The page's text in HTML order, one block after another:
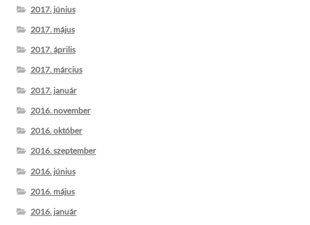
2017. június
2017. május
2017. április
2017. március
2017. január
2016. november
2016. október
2016. szeptember
2016. június
2016. május
2016. január